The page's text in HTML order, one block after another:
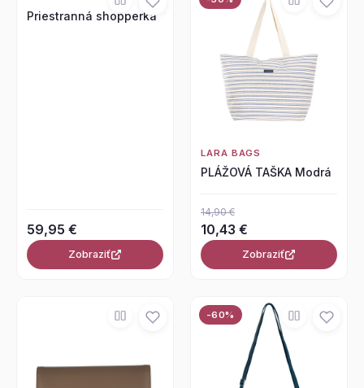
Priestranná shopperka
59,95 €
Zobraziť
LARA BAGS
PLÁŽOVÁ TAŠKA Modrá
14,90 €
10,43 €
Zobraziť
-60%